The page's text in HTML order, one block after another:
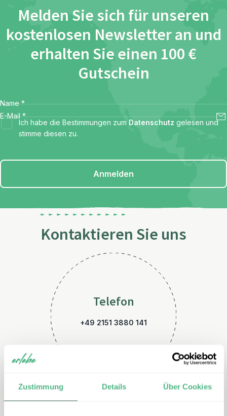
Zustimmung Details Über Cookies
Melden Sie sich für unseren
kostenlosen Newsletter an und
erhalten Sie einen 100 €
Gutschein
Name *
E-Mail *
Ich habe die Bestimmungen zum Datenschutz gelesen und
stimme diesen zu.
Anmelden
Kontaktieren Sie uns
Telefon
+49 2151 3880 141